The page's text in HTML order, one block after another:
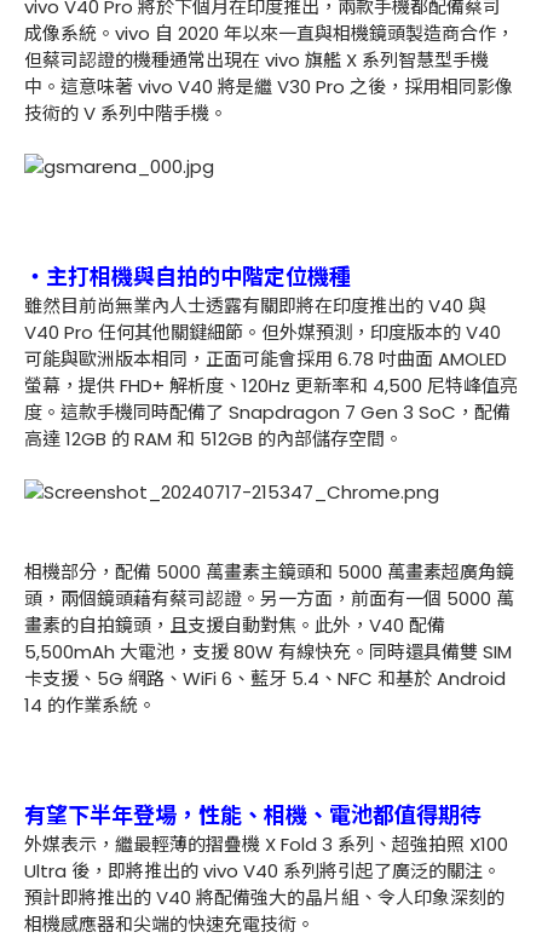
vivo V40 Pro 將於下個月在印度推出，兩款手機都配備蔡司
成像系統。vivo 自 2020 年以來一直與相機鏡頭製造商合作，
但蔡司認證的機種通常出現在 vivo 旗艦 X 系列智慧型手機
中。這意味著 vivo V40 將是繼 V30 Pro 之後，採用相同影像
技術的 V 系列中階手機。
・主打相機與自拍的中階定位機種
雖然目前尚無業內人士透露有關即將在印度推出的 V40 與
V40 Pro 任何其他關鍵細節。但外媒預測，印度版本的 V40
可能與歐洲版本相同，正面可能會採用 6.78 吋曲面 AMOLED
螢幕，提供 FHD+ 解析度、120Hz 更新率和 4,500 尼特峰值亮
度。這款手機同時配備了 Snapdragon 7 Gen 3 SoC，配備
高達 12GB 的 RAM 和 512GB 的內部儲存空間。
相機部分，配備 5000 萬畫素主鏡頭和 5000 萬畫素超廣角鏡
頭，兩個鏡頭藉有蔡司認證。另一方面，前面有一個 5000 萬
畫素的自拍鏡頭，且支援自動對焦。此外，V40 配備
5,500mAh 大電池，支援 80W 有線快充。同時還具備雙 SIM
卡支援、5G 網路、WiFi 6、藍牙 5.4、NFC 和基於 Android
14 的作業系統。
有望下半年登場，性能、相機、電池都值得期待
外媒表示，繼最輕薄的摺疊機 X Fold 3 系列、超強拍照 X100
Ultra 後，即將推出的 vivo V40 系列將引起了廣泛的關注。
預計即將推出的 V40 將配備強大的晶片組、令人印象深刻的
相機感應器和尖端的快速充電技術。